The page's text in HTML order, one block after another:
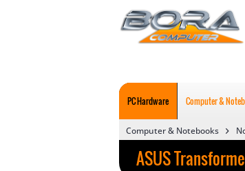
PC Hardware Computer &
Computer & Notebooks
ASUS